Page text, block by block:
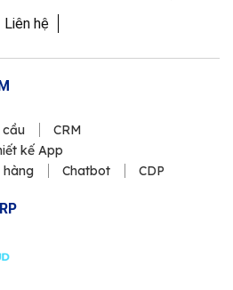
Liên hệ
cầu
CRM
kế App
hàng
Chatbot CDP